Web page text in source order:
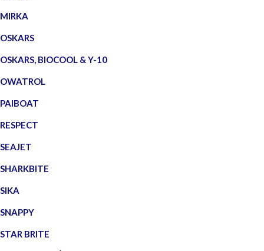
MIRKA
OSKARS
OSKARS, BIOCOOL & Y-10
OWATROL
PAIBOAT
RESPECT
SEAJET
SHARKBITE
SIKA
SNAPPY
STAR BRITE